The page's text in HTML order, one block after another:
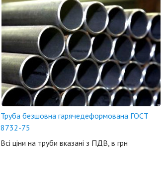
Труба безшовна гарячедеформована ГОСТ
8732-75
Всі ціни на труби вказані з ПДВ, в грн